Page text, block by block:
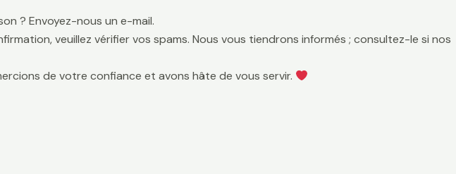
? Envoyez-nous un e-mail.
veuillez vérifier vos spams. Nous vous tiendrons informés ; consultez-le si nos
de votre confiance et avons hâte de vous servir.